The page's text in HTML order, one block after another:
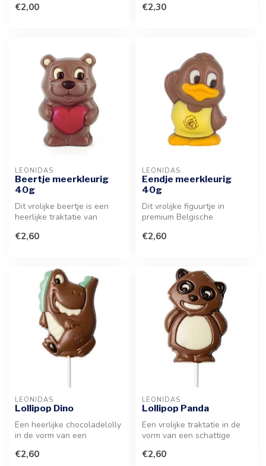
laa...
€2,00 €2,30
LEONIDAS
Beertje meerkleurig
40g
Dit vrolijke beertje is een
heerlijke traktatie van
figuu...
€2,60
LEONIDAS
Eendje meerkleurig
40g
Dit vrolijke figuurtje in
premium Belgische
traktatie...
€2,60
LEONIDAS
Lollipop Dino
Een heerlijke chocoladelolly
in de vorm van een
prem...
€2,60
LEONIDAS
Lollipop Panda
Een vrolijke traktatie in de
vorm van een schattige
heerlijke...
€2,60